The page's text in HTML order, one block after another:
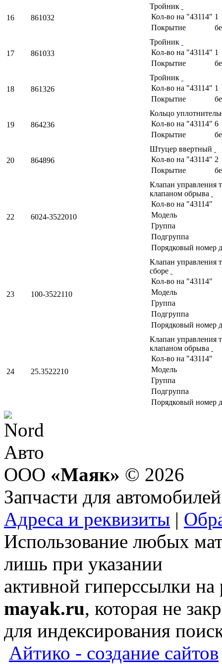
16 861032
Тройник
Кол-во на "43114" 1
Покрытие
17 861033
Тройник
Кол-во на "43114" 1
Покрытие
18 861326
Тройник
Кол-во на "43114" 1
Покрытие
19 864236
Кольцо
Кол-во на "43114" 6
Покрытие
20 864896
Штуцер ввертный
Кол-во на "43114" 2
Покрытие
22 6024-3522010
Клапан управления
клапаном обрыва
Кол-во на "43114"
Модель
Группа
Подгруппа
Порядковый номер
23 100-3522110
Клапан управления
сборе
Кол-во на "43114"
Модель
Группа
Подгруппа
Порядковый номер
24 25.3522210
Клапан управления
клапаном обрыва
Кол-во на "43114"
Модель
Группа
Подгруппа
Порядковый номер
ООО «Маяк» © 2026
Запчасти для автомобилей
Адреса и реквизиты |
Использование любых
лишь при указании
активной гиперссылки
mayak.ru, которая не
для индексирования
Айтико - создание сайтов